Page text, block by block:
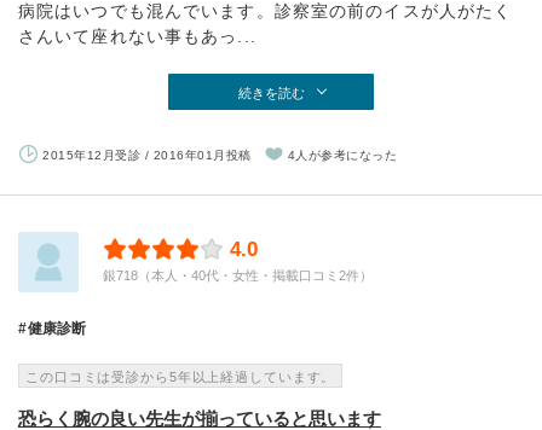
病院はいつでも混んでいます。診察室の前のイスが人がたく
さんいて座れない事もあっ...
続きを読む
2015年12月受診 / 2016年01月投稿 4人が参考になった
4.0
銀718（本人・40代・女性・掲載口コミ2件）
健康診断
この口コミは受診から5年以上経過しています。
恐らく腕の良い先生が揃っていると思います